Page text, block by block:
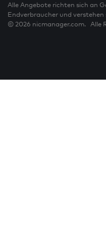
Alle Angebote richten sich an
Endverbraucher und
© 2026 nicmanager.com. Alle